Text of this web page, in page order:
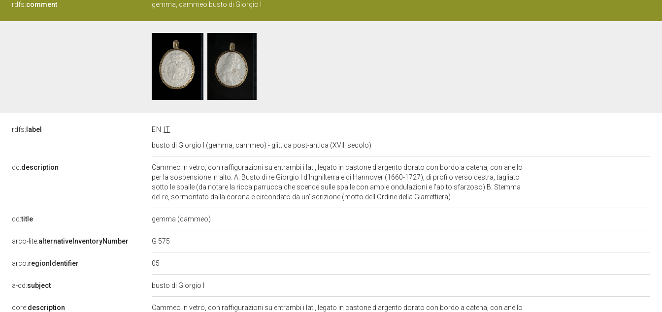
rdfs:comment gemma, cammeo busto di Giorgio I
rdfs: label EN
IT
busto di Giorgio I (gemma, cammeo) - glittica post-antica (XVIII secolo)
dc:description
Cammeo in vetro, con raffigurazioni su entrambi i lati, legato in castone d'argento dorato con bordo a catena, con anello
per la sospensione in alto. A: Busto di re Giorgio I d'Inghilterra e di Hannover (1660-1727), di profilo verso destra, tagliato
sotto le spalle (da notare la ricca parrucca che scende sulle spalle con ampie ondulazioni e l'abito sfarzoso) B: Stemma
del re, sormontato dalla corona e circondato da un'iscrizione (motto dell'Ordine della Giarrettiera)
dc:title gemma (cammeo)
arco-lite:alternativeInventoryNumber G 575
arco:regionIdentifier 05
a-cd:subject busto di Giorgio I
core:description
Cammeo in vetro, con raffigurazioni su entrambi i lati, legato in castone d'argento dorato con bordo a catena, con anello